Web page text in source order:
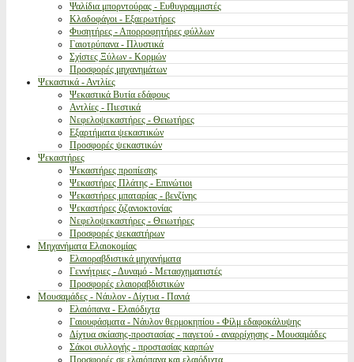
Ψαλίδια μπορντούρας - Ευθυγραμμιστές
Κλαδοφάγοι - Εξαερωτήρες
Φυσητήρες - Απορροφητήρες φύλλων
Γαιοτρύπανα - Πλυστικά
Σχίστες Ξύλων - Κορμών
Προσφορές μηχανημάτων
Ψεκαστικά - Αντλίες
Ψεκαστικά Βυτία εδάφους
Αντλίες - Πιεστικά
Νεφελοψεκαστήρες - Θειωτήρες
Εξαρτήματα ψεκαστικών
Προσφορές ψεκαστικών
Ψεκαστήρες
Ψεκαστήρες προπίεσης
Ψεκαστήρες Πλάτης - Επινώτιοι
Ψεκαστήρες μπαταρίας - βενζίνης
Ψεκαστήρες ζιζανιοκτονίας
Νεφελοψεκαστήρες - Θειωτήρες
Προσφορές ψεκαστήρων
Μηχανήματα Ελαιοκομίας
Ελαιοραβδιστικά μηχανήματα
Γεννήτριες - Δυναμό - Μετασχηματιστές
Προσφορές ελαιοραβδιστικών
Μουσαμάδες - Νάυλον - Δίχτυα - Πανιά
Ελαιόπανα - Ελαιόδιχτα
Γαιουφάσματα - Νάυλον θερμοκηπίου - Φίλμ εδαφοκάλυψης
Δίχτυα σκίασης-προστασίας - παγετού - αναρρίχησης - Μουσαμάδες
Σάκοι συλλογής - προστασίας καρπών
Προσφορές σε ελαιόπανα και ελαιόδιχτα